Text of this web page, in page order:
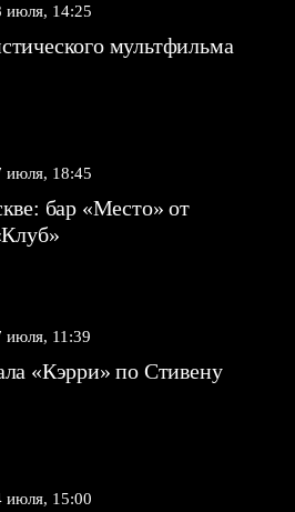
июля, 14:25
мультфильма
июля, 18:45
бар «Место» от
июля, 11:39
«Кэрри» по Стивену
июля, 15:00